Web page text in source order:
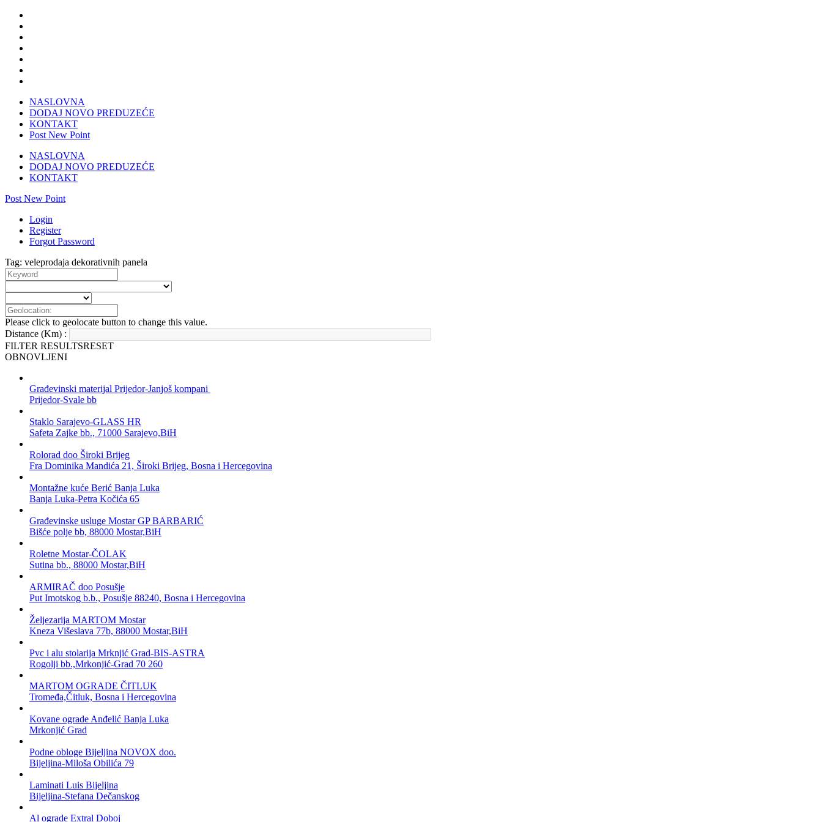
NASLOVNA
DODAJ NOVO PREDUZEĆE
KONTAKT
Post New Point
NASLOVNA
DODAJ NOVO PREDUZEĆE
KONTAKT
Post New Point
Login
Register
Forgot Password
Tag: veleprodaja dekorativnih panela
Please click to geolocate button to change this value.
Distance (Km) :
FILTER RESULTSRESET
OBNOVLJENI
Građevinski materijal Prijedor-Janjoš kompani
Prijedor-Svale bb
Staklo Sarajevo-GLASS HR
Safeta Zajke bb., 71000 Sarajevo,BiH
Rolorad doo Široki Brijeg
Fra Dominika Mandića 21, Široki Brijeg, Bosna i Hercegovina
Montažne kuće Berić Banja Luka
Banja Luka-Petra Kočića 65
Građevinske usluge Mostar GP BARBARIĆ
Bišće polje bb, 88000 Mostar,BiH
Roletne Mostar-ČOLAK
Sutina bb., 88000 Mostar,BiH
ARMIRAČ doo Posušje
Put Imotskog b.b., Posušje 88240, Bosna i Hercegovina
Željezarija MARTOM Mostar
Kneza Višeslava 77b, 88000 Mostar,BiH
Pvc i alu stolarija Mrknjić Grad-BIS-ASTRA
Rogolji bb.,Mrkonjić-Grad 70 260
MARTOM OGRADE ČITLUK
Tromeđa,Čitluk, Bosna i Hercegovina
Kovane ograde Anđelić Banja Luka
Mrkonjić Grad
Podne obloge Bijeljina NOVOX doo.
Bijeljina-Miloša Obilića 79
Laminati Luis Bijeljina
Bijeljina-Stefana Dečanskog
Al ograde Extral Doboj